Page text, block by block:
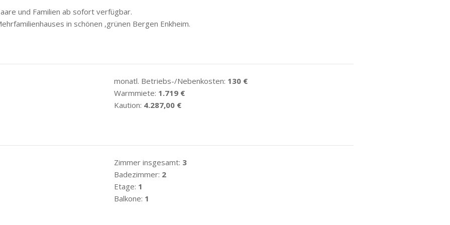
und Familien ab sofort verfügbar.
in schönen ,grünen Bergen Enkheim.
monatl. Betriebs-/Nebenkosten: 130 €
Warmmiete: 1.719 €
Kaution: 4.287,00 €
Zimmer insgesamt: 3
Badezimmer: 2
Etage: 1
Balkone: 1